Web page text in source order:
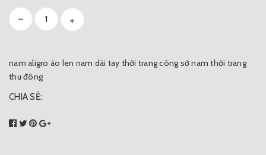
- +
nam aligro áo len nam dài tay thời trang công sở nam thời trang
thu đông
CHIA SẺ: